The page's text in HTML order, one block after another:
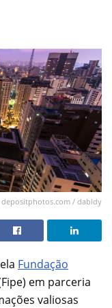
depositphotos.com / dabldy
Fundação
em parceria
valiosas